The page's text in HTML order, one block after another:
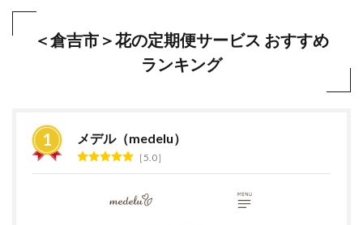
期便
キン
グ
2
＜倉吉市＞花の定期便サービス おすすめ
ランキング
メデル（medelu）
5.0